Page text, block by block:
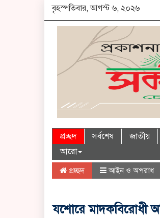
বৃহস্পতিবার, আগস্ট ৬, ২০২৬
প্রচ্ছদ সর্বশেষ জাতীয়
আরো
প্রচ্ছদ আইন ও অপরাধ
যশোরে মাদকবিরোধী